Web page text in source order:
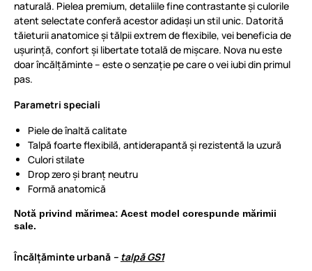
naturală. Pielea premium, detaliile fine contrastante și culorile
atent selectate conferă acestor adidași un stil unic. Datorită
tăieturii anatomice și tălpii extrem de flexibile, vei beneficia de
ușurință, confort și libertate totală de mișcare. Nova nu este
doar încălțăminte – este o senzație pe care o vei iubi din primul
pas.
Parametri speciali
Piele de înaltă calitate
Talpă foarte flexibilă, antiderapantă și rezistentă la uzură
Culori stilate
Drop zero și branț neutru
Formă anatomică
Notă privind mărimea: Acest model corespunde mărimii
sale.
Încălțăminte urbană – talpă GS1